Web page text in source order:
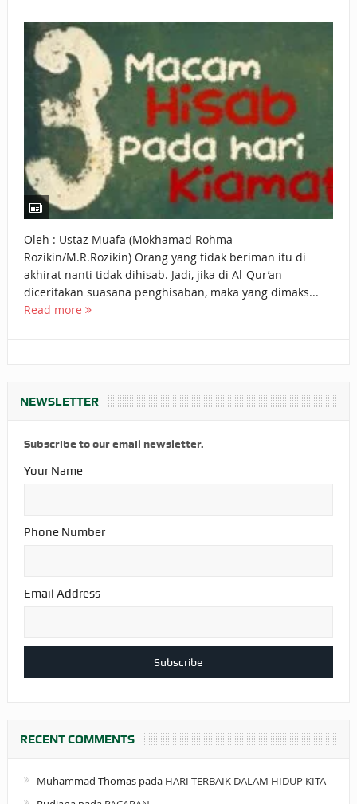
BAGAIMANA CARA MEMBAYAR ZAKAT UANG?
UANG HARAM BISA MENJADI HALAL JIKA SEBAB
KEPEMILIKANNYA BERUBAH
ISTIDLAL BATIL VS ISTIDLAL SYAR’I
BAHASA CINTA KARENA ALLAH
HUKUM MEMBAYAR ZAKAT DENGAN CARA MENGANGSUR
HUKUM MEMBAYAR ZAKAT KEPADA KERABAT SENDIRI
Oleh : Ustaz Muafa (Mokhamad Rohma
Rozikin/M.R.Rozikin) Orang yang tidak beriman itu di
akhirat nanti tidak dihisab. Jadi, jika di Al-Qur’an
diceritakan suasana penghisaban, maka yang dimaks...
Read more
NEWSLETTER
Subscribe to our email newsletter.
Your Name
Phone Number
Email Address
RECENT COMMENTS
Muhammad Thomaspada HARI TERBAIK DALAM HIDUP KITA